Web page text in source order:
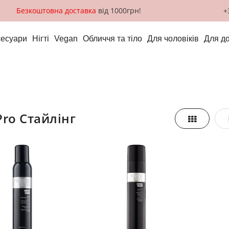
Безкоштовна доставка від 1000грн!
Нігті Vegan Обличчя та тіло Для чоловіків Для
Стайлінг Таблиця